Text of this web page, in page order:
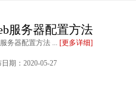
服务器配置方法
服务器配置方法 ... [更多详细]
期：2020-05-27